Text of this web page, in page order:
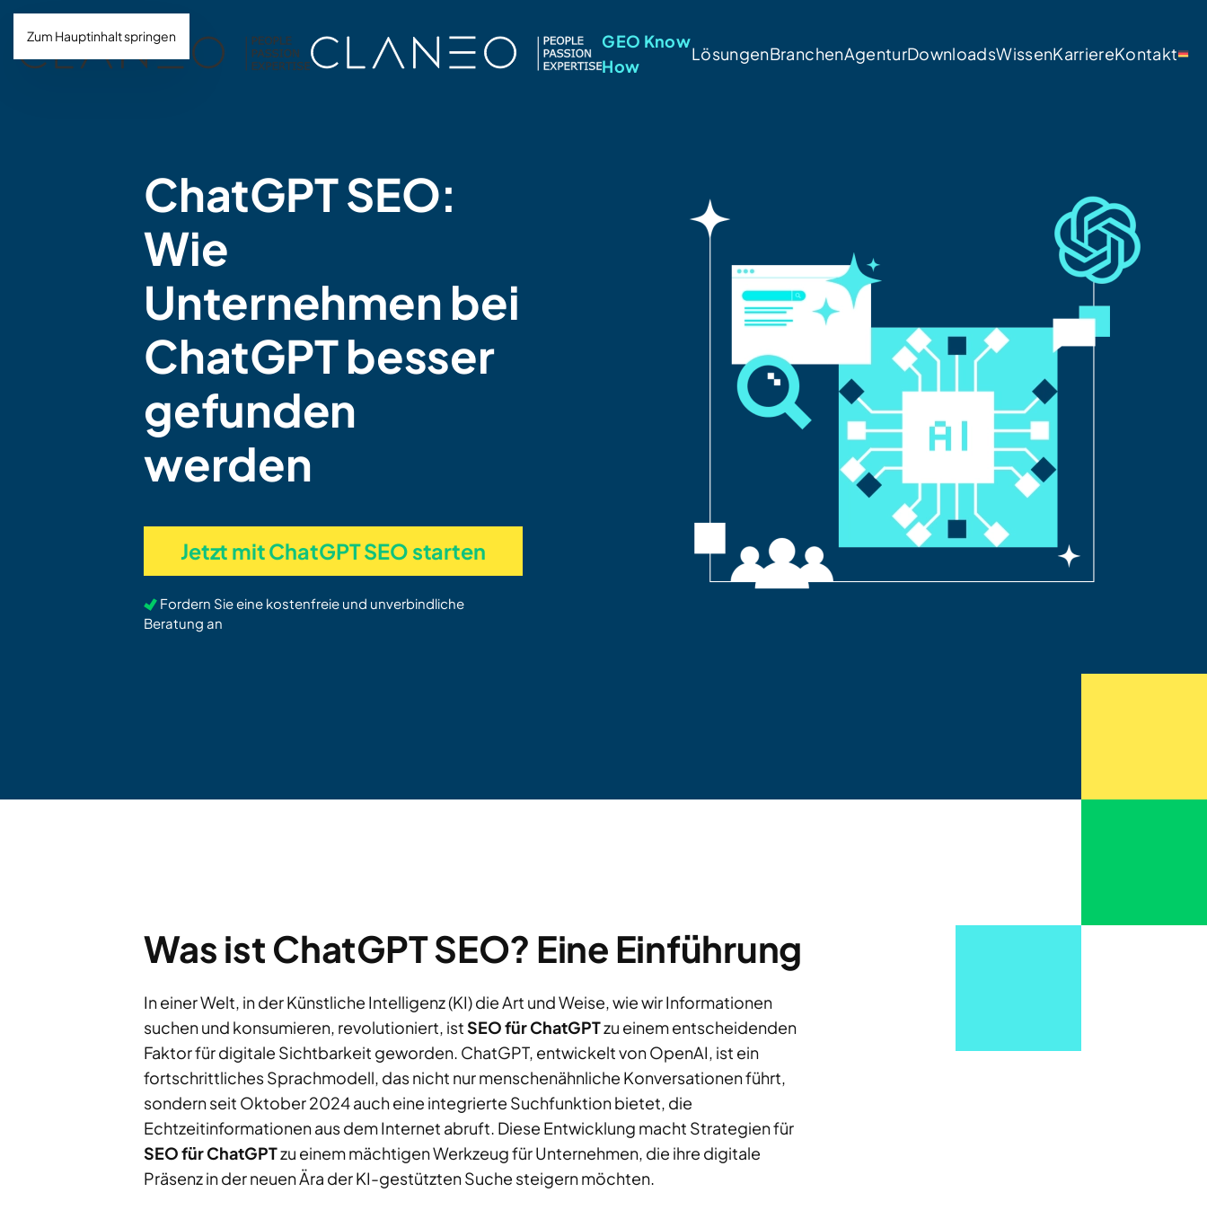
Zum Hauptinhalt springen
GEO Know
How
LösungenBranchenAgenturDownloadsWissenKarriereKontakt
ChatGPT SEO:
Wie
Unternehmen bei
ChatGPT besser
gefunden
werden
Jetzt mit ChatGPT SEO starten
Fordern Sie eine kostenfreie und unverbindliche
Beratung an
Was ist ChatGPT SEO? Eine Einführung
In einer Welt, in der Künstliche Intelligenz (KI) die Art und Weise, wie wir Informationen
suchen und konsumieren, revolutioniert, istSEO für ChatGPTzu einem entscheidenden
Faktor für digitale Sichtbarkeit geworden. ChatGPT, entwickelt von OpenAI, ist ein
fortschrittliches Sprachmodell, das nicht nur menschenähnliche Konversationen führt,
sondern seit Oktober 2024 auch eine integrierte Suchfunktion bietet, die
Echtzeitinformationen aus dem Internet abruft. Diese Entwicklung macht Strategien für
SEO für ChatGPTzu einem mächtigen Werkzeug für Unternehmen, die ihre digitale
Präsenz in der neuen Ära der KI-gestützten Suche steigern möchten.